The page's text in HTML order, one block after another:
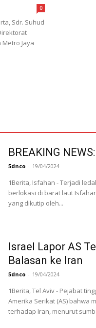
0
Sdr. Suhud
Jaya
BREAKING
5dnco - 19/04/2024
1Berita, Isfahan - Terjadi
berlokasi di barat laut
yang dikutip oleh...
Israel Lapor AS
Balasan ke Iran
5dnco - 19/04/2024
1Berita, Tel Aviv - Pejabat
Amerika Serikat (AS) bahwa
terhadap Iran, menurut